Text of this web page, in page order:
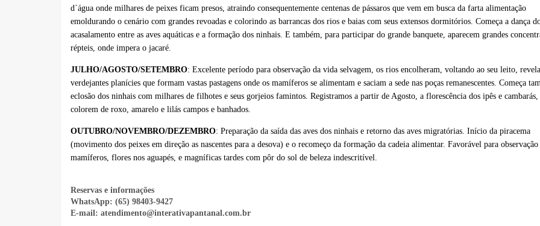
d´água onde milhares de peixes ficam presos, atraindo consequentemente centenas de pássaros que vem em busca da farta alimentação
emoldurando o cenário com grandes revoadas e colorindo as barrancas dos rios e baias com seus extensos dormitórios. Começa a dança
acasalamento entre as aves aquáticas e a formação dos ninhais. E também, para participar do grande banquete, aparecem grandes
répteis, onde impera o jacaré.
JULHO/AGOSTO/SETEMBRO: Excelente período para observação da vida selvagem, os rios encolheram, voltando ao seu leito,
verdejantes planícies que formam vastas pastagens onde os mamíferos se alimentam e saciam a sede nas poças remanescentes. Começa
eclosão dos ninhais com milhares de filhotes e seus gorjeios famintos. Registramos a partir de Agosto, a florescência dos ipês e cambarás,
colorem de roxo, amarelo e lilás campos e banhados.
OUTUBRO/NOVEMBRO/DEZEMBRO: Preparação da saída das aves dos ninhais e retorno das aves migratórias. Início da piracema
(movimento dos peixes em direção as nascentes para a desova) e o recomeço da formação da cadeia alimentar. Favorável para observação
mamíferos, flores nos aguapés, e magníficas tardes com pôr do sol de beleza indescritível.
Reservas e informações
WhatsApp: (65) 98403-9427
E-mail: atendimento@interativapantanal.com.br